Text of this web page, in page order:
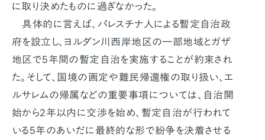
に取り決めたものに過ぎなかった。
具体的に言えば、パレスチナ人による暫定自治政
府を設立し、ヨルダン川西岸地区の一部地域とガザ
地区で5年間の暫定自治を実施することが約束され
た。そして、国境の画定や難民帰還権の取り扱い、エ
ルサレムの帰属などの重要事項については、自治開
始から2年以内に交渉を始め、暫定自治が行われて
いる5年のあいだに最終的な形で紛争を決着させる